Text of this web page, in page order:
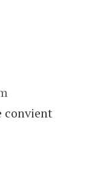
convient